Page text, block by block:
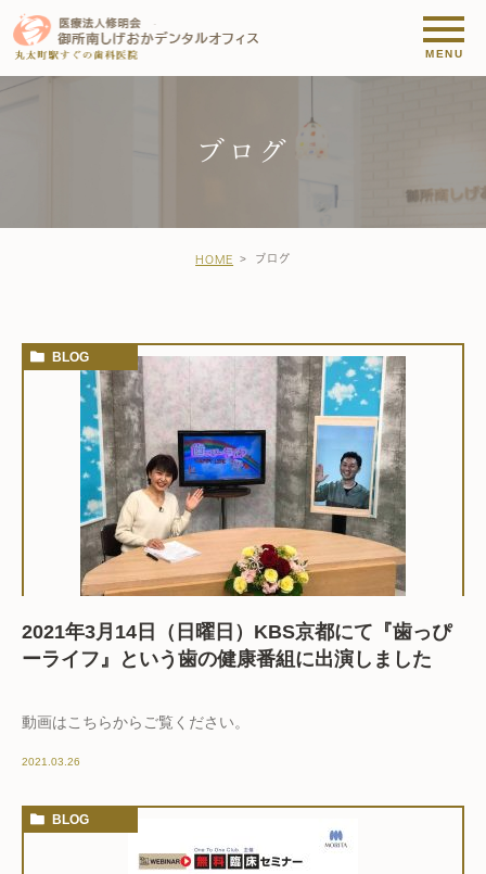
ブログ
HOME ブログ
BLOG
2021年3月14日（日曜日）KBS京都にて『歯っぴ
ーライフ』という歯の健康番組に出演しました
動画はこちらからご覧ください。
2021.03.26
BLOG